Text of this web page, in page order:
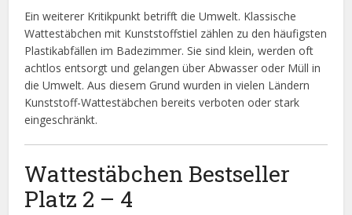
Ein weiterer Kritikpunkt betrifft die Umwelt. Klassische
Wattestäbchen mit Kunststoffstiel zählen zu den häufigsten
Plastikabfällen im Badezimmer. Sie sind klein, werden oft
achtlos entsorgt und gelangen über Abwasser oder Müll in
die Umwelt. Aus diesem Grund wurden in vielen Ländern
Kunststoff-Wattestäbchen bereits verboten oder stark
eingeschränkt.
Wattestäbchen Bestseller
Platz 2 – 4